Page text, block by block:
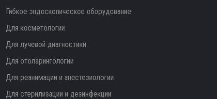
Гибкое эндоскопическое оборудование
Для косметологии
Для лучевой диагностики
Для отоларингологии
Для реанимации и анестезиологии
Для стерилизации и дезинфекции